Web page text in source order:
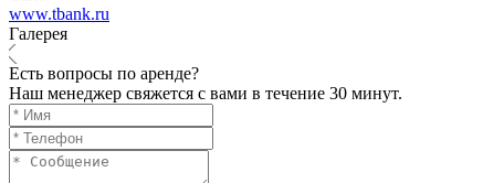
www.tbank.ru
Галерея
Есть вопросы по аренде?
Наш менеджер свяжется с вами в течение 30 минут.